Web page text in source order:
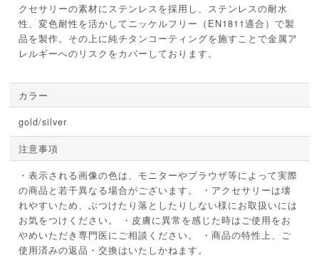
クセサリーの素材にステンレスを採用し、ステンレスの耐水
性、変色耐性を活かしてニッケルフリー（EN1811適合）で製
品を製作。その上に純チタンコーティングを施すことで金属ア
レルギーへのリスクをカバーしております。
カラー
gold/silver
注意事項
・表示される画像の色は、モニターやブラウザ等によって実際
の商品と若干異なる場合がございます。 ・アクセサリーは壊
れやすいため、ぶつけたり落としたりしない様にお取扱いには
お気をつけください。 ・皮膚に異常を感じた時はご使用をお
やめいただき専門医にご相談ください。 ・商品の特性上、ご
使用済みの返品・交換はいたしかねます。